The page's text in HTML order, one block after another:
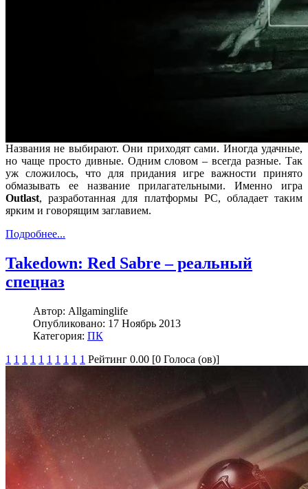
Названия не выбирают. Они приходят сами. Иногда удачные,
но чаще просто дивные. Одним словом – всегда разные. Так
уж сложилось, что для придания игре важности принято
обмазывать ее название прилагательными. Именно игра
Outlast, разработанная для платформы РС, обладает таким
ярким и говорящим заглавием.
Подробнее...
Takedown: Red Sabre – реальный
спецназ
Автор: Allgaminglife
Опубликовано: 17 Ноябрь 2013
Категория: ПК
1 1 1 1 1 1 1 1 1 1 Рейтинг 0.00 [0 Голоса (ов)]